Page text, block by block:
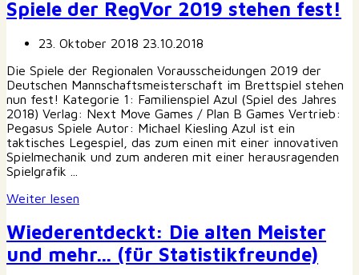
Spiele der RegVor 2019 stehen fest!
23. Oktober 2018 23.10.2018
Die Spiele der Regionalen Vorausscheidungen 2019 der
Deutschen Mannschaftsmeisterschaft im Brettspiel stehen
nun fest! Kategorie 1: Familienspiel Azul (Spiel des Jahres
2018) Verlag: Next Move Games / Plan B Games Vertrieb:
Pegasus Spiele Autor: Michael Kiesling Azul ist ein
taktisches Legespiel, das zum einen mit einer innovativen
Spielmechanik und zum anderen mit einer herausragenden
Spielgrafik ...
Weiter lesen
Wiederentdeckt: Die alten Meister
und mehr… (für Statistikfreunde)